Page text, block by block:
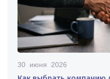
30 июня 2026